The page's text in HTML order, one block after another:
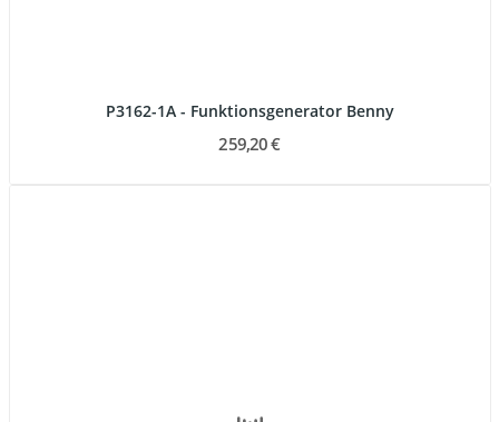
P3162-1A - Funktionsgenerator Benny
259,20 €